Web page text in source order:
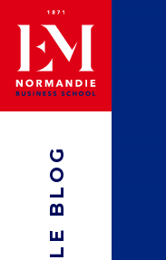
LE BLOG